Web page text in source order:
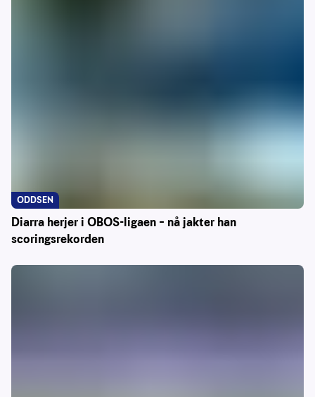
Diarra herjer i OBOS-ligaen – nå jakter han
scoringsrekorden
ODDSEN